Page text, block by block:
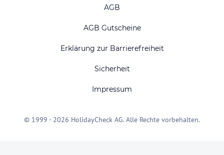
AGB
AGB Gutscheine
Erklärung zur Barrierefreiheit
Sicherheit
Impressum
© 1999 - 2026 HolidayCheck AG. Alle Rechte vorbehalten.